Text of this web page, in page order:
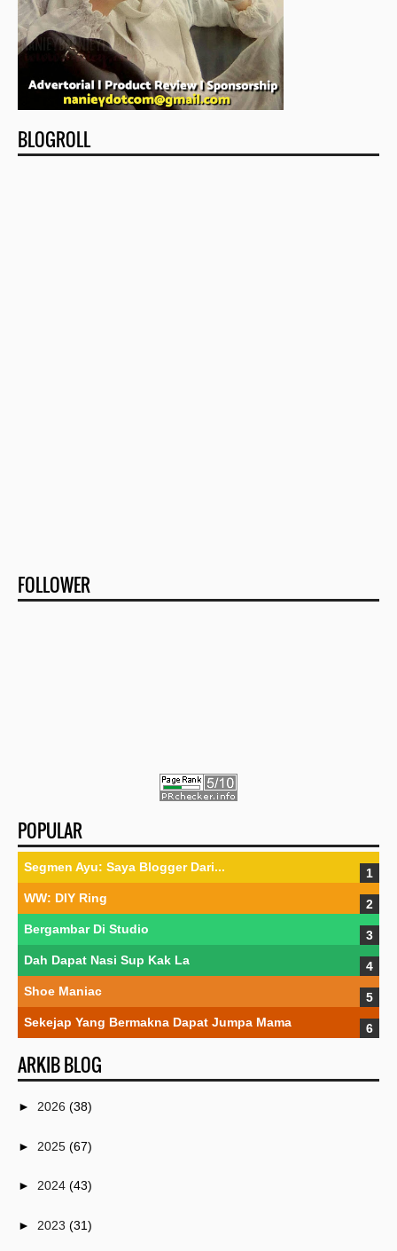
BLOGROLL
FOLLOWER
POPULAR
Segmen Ayu: Saya Blogger Dari...
WW: DIY Ring
Bergambar Di Studio
Dah Dapat Nasi Sup Kak La
Shoe Maniac
Sekejap Yang Bermakna Dapat Jumpa Mama
ARKIB BLOG
► 2026 (38)
► 2025 (67)
► 2024 (43)
► 2023 (31)